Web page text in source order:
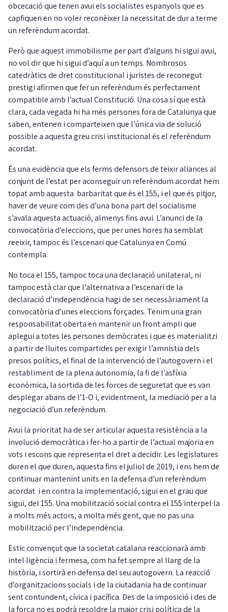
obcecació que tenen avui els socialistes espanyols que es
capfiquen en no voler reconèixer la necessitat de dur a terme
un referèndum acordat.
Però que aquest immobilisme per part d’alguns hi sigui avui,
no vol dir que hi sigui d’aquí a un temps. Nombrosos
catedràtics de dret constitucional i juristes de reconegut
prestigi afirmen que fer un referèndum és perfectament
compatible amb l’actual Constitució. Una cosa sí que està
clara, cada vegada hi ha més persones fora de Catalunya que
saben, entenen i comparteixen que l’única via de solució
possible a aquesta greu crisi institucional és el referèndum
acordat.
És una evidència que els ferms defensors de teixir aliances al
conjunt de l’estat per aconseguir un referèndum acordat hem
topat amb aquesta barbaritat que és el 155, i el que és pitjor,
haver de veure com des d’una bona part del socialisme
s’avala aquesta actuació, almenys fins avui. L’anunci de la
convocatòria d’eleccions, que per unes hores ha semblat
reeixir, tampoc és l’escenari que Catalunya en Comú
contempla.
No toca el 155, tampoc toca una declaració unilateral, ni
tampoc està clar que l’alternativa a l’escenari de la
declaració d’independència hagi de ser necessàriament la
convocatòria d’unes eleccions forçades. Tenim una gran
responsabilitat oberta en mantenir un front ampli que
aplegui a totes les persones demòcrates i que es materialitzi
a partir de lluites compartides per exigir l’amnistia dels
presos polítics, el final de la intervenció de l’autogovern i el
restabliment de la plena autonomia, la fi de l’asfíxia
econòmica, la sortida de les forces de seguretat que es van
desplegar abans de l’1-O i, evidentment, la mediació per a la
negociació d’un referèndum.
Avui la prioritat ha de ser articular aquesta resistència a la
involució democràtica i fer-ho a partir de l’actual majoria en
vots i escons que representa el dret a decidir. Les legislatures
duren el que duren, aquesta fins el juliol de 2019, i ens hem de
continuar mantenint units en la defensa d’un referèndum
acordat i en contra la implementació, sigui en el grau que
sigui, del 155. Una mobilització social contra el 155 interpel·la
a molts més actors, a molta més gent, que no pas una
mobilització per l’independència.
Estic convençut que la societat catalana reaccionarà amb
intel·ligència i fermesa, com ha fet sempre al llarg de la
història, i sortirà en defensa del seu autogovern. La reacció
d’organitzacions socials i de la ciutadania ha de continuar
sent contundent, cívica i pacífica. Des de la imposició i des de
la força no es podrà resoldre la major crisi política de la